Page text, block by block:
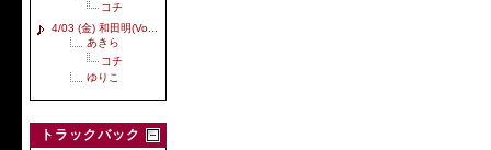
コチ
4/03 (金) 和田明(Vo...
あきら
コチ
ゆりこ
トラックバック